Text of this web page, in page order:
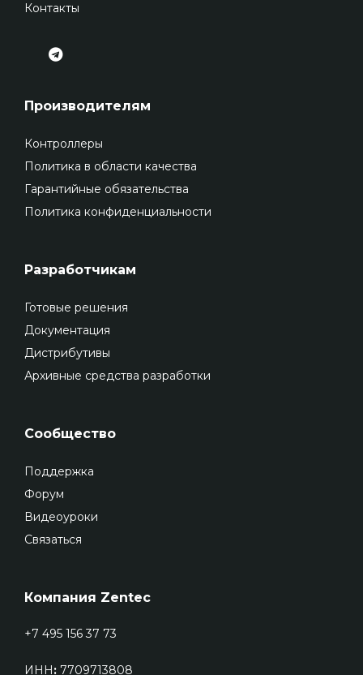
Контакты
Производителям
Контроллеры
Политика в области качества
Гарантийные обязательства
Политика конфиденциальности
Разработчикам
Готовые решения
Документация
Дистрибутивы
Архивные средства разработки
Сообщество
Поддержка
Форум
Видеоуроки
Связаться
Компания Zentec
+7 495 156 37 73
ИНН: 7709713808